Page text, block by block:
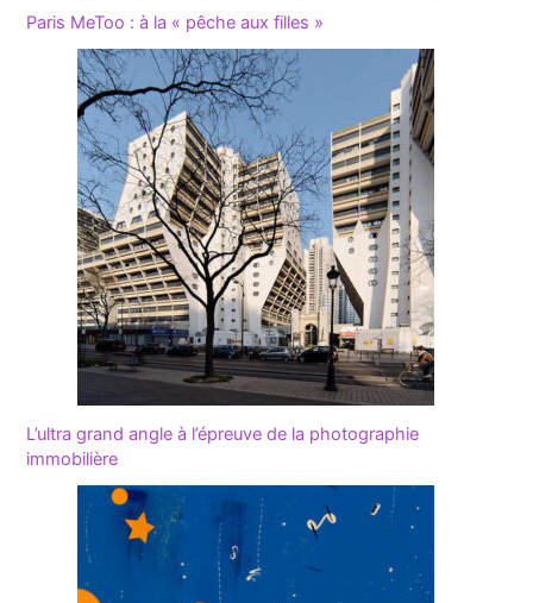
Paris MeToo : à la « pêche aux filles »
L’ultra grand angle à l’épreuve de la photographie
immobilière